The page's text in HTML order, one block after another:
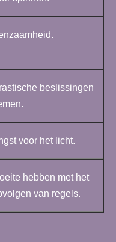
beslissingen
voor het licht.
hebben met het
van regels.